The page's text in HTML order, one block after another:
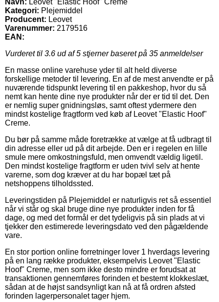
Kategori: Plejemiddel
Producent: Leovet
Varenummer: 2179516
EAN:
Vurderet til 3.6 ud af 5 stjerner baseret på 35 anmeldelser
En masse online varehuse yder til alt held diverse
forskellige metoder til levering. En af de mest anvendte er på
nuværende tidspunkt levering til en pakkeshop, hvor du så
nemt kan hente dine nye produkter når der er tid til det. Den
er nemlig super gnidningsløs, samt oftest ydermere den
mindst kostelige fragtform ved køb af Leovet "Elastic Hoof"
Creme.
Du bør på samme måde foretrække at vælge at få udbragt til
din adresse eller ud på dit arbejde. Den er i regelen en lille
smule mere omkostningsfuld, men omvendt vældig ligetil.
Den mindst kostelige fragtform er uden tvivl selv at hente
varerne, som dog kræver at du har bopæl tæt på
netshoppens tilholdssted.
Leveringstiden på Plejemiddel er naturligvis ret så essentiel
når vi står og skal bruge dine nye produkter inden for få
dage, og med det formål er det tydeligvis på sin plads at vi
tjekker den estimerede leveringsdato ved den pågældende
vare.
En stor portion online forretninger lover 1 hverdags levering
på en lang række produkter, eksempelvis Leovet "Elastic
Hoof" Creme, men som ikke desto mindre er forudsat at
transaktionen gennemføres forinden et bestemt klokkeslæt,
sådan at de højst sandsynligt kan nå at få ordren afsted
forinden lagerpersonalet tager hjem.